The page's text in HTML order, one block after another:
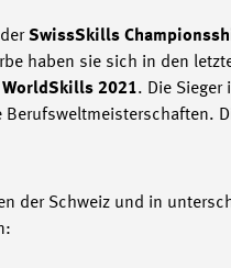
SwissSkills
haben sie sich in den
WorldSkills 2021. Die
der Schweiz und in